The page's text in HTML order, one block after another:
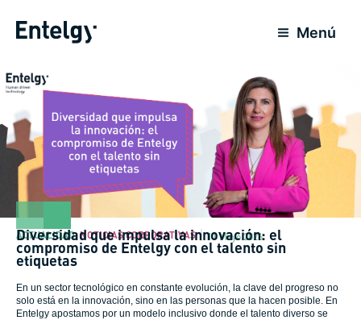
Menú
ACTUALIDAD,NOTICIAS CORPORATIVAS 11 Mayo 2026
Diversidad que impulsa la innovación: el
compromiso de Entelgy con el talento sin
etiquetas
En un sector tecnológico en constante evolución, la clave del progreso no
solo está en la innovación, sino en las personas que la hacen posible. En
Entelgy apostamos por un modelo inclusivo donde el talento diverso se